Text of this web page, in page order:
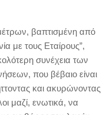
βαπτισμένη από
με τους Εταίρους”,
συνέχεια των
που βέβαιο είναι
και ακυρώνοντας
μαζί, ενωτικά, να